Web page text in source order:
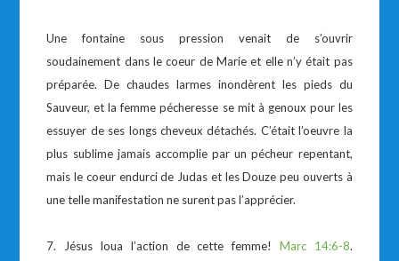
Une fontaine sous pression venait de s’ouvrir
soudainement dans le coeur de Marie et elle n’y était pas
préparée. De chaudes larmes inondèrent les pieds du
Sauveur, et la femme pécheresse se mit à genoux pour les
essuyer de ses longs cheveux détachés. C’était l’oeuvre la
plus sublime jamais accomplie par un pécheur repentant,
mais le coeur endurci de Judas et les Douze peu ouverts à
une telle manifestation ne surent pas l’apprécier.
7. Jésus loua l’action de cette femme! Marc 14:6-8.